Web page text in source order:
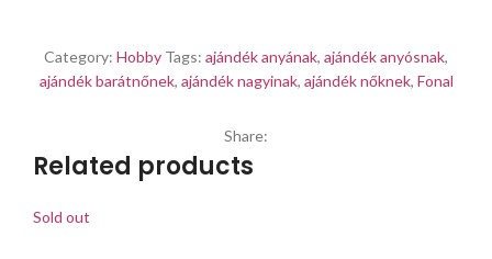
Category: Hobby Tags: ajándék anyának, ajándék anyósnak,
ajándék barátnőnek, ajándék nagyinak, ajándék nőknek, Fonal
Share:
Related products
Sold out